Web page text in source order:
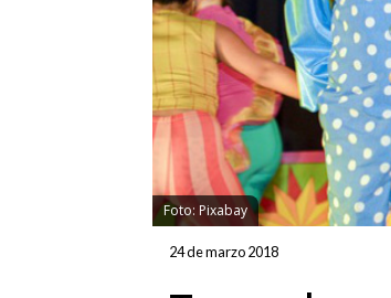
Foto: Pixabay
24 de marzo 2018